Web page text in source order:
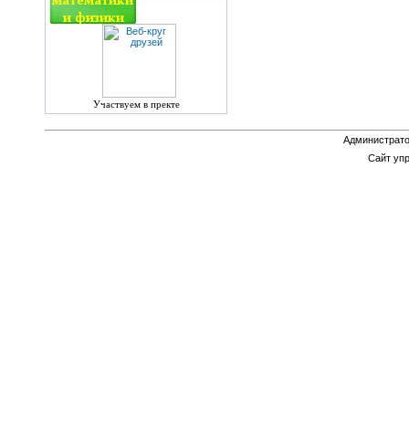
Участвуем в пректе
Сайт